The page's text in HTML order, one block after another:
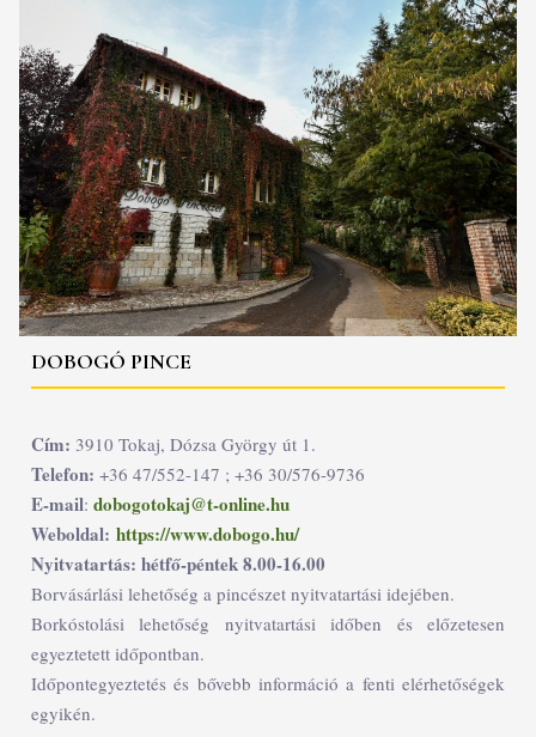
DOBOGÓ PINCE
Cím: 3910 Tokaj, Dózsa György út 1.
Telefon: +36 47/552-147 ; +36 30/576-9736
E-mail: dobogotokaj@t-online.hu
Weboldal: https://www.dobogo.hu/
Nyitvatartás: hétfő-péntek 8.00-16.00
Borvásárlási lehetőség a pincészet nyitvatartási idejében.
Borkóstolási lehetőség nyitvatartási időben és előzetesen
egyeztetett időpontban.
Időpontegyeztetés és bővebb információ a fenti elérhetőségek
egyikén.